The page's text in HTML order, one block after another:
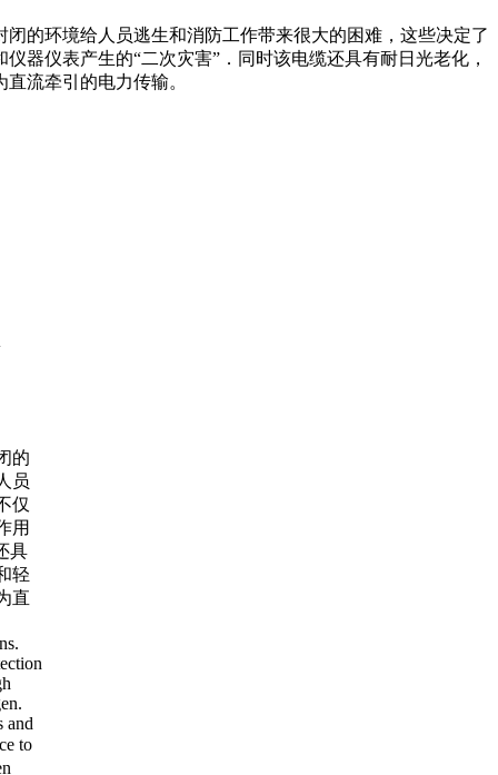
的环境给人员逃生和消防工作带来很大的困难，这些决定了
仪表产生的“二次灾害”．同时该电缆还具有耐日光老化，
引的电力传输。
的
员
仅
用
具
轻
直
and
to